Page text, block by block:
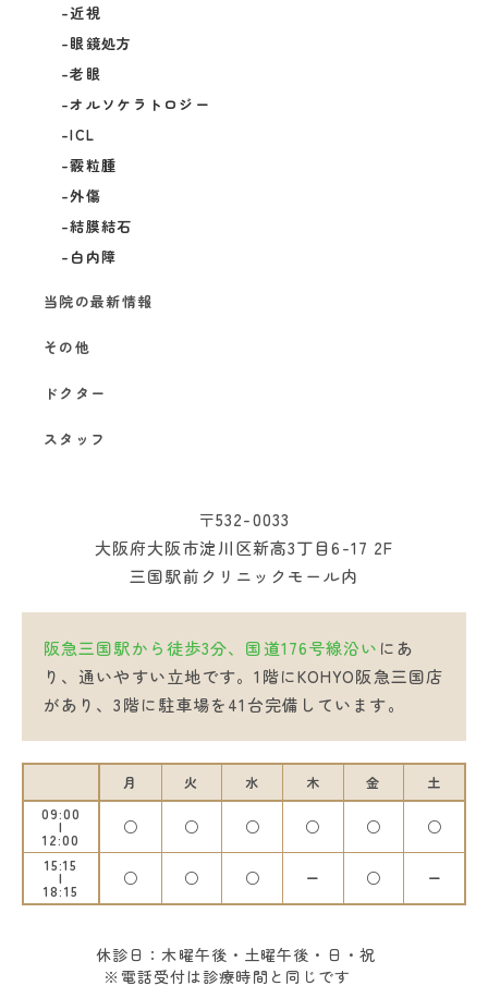
近視
眼鏡処方
老眼
オルソケラトロジー
ICL
霰粒腫
外傷
結膜結石
白内障
当院の最新情報
その他
ドクター
スタッフ
〒532-0033
大阪府大阪市淀川区新高3丁目6-17 2F
三国駅前クリニックモール内
阪急三国駅から徒歩3分、国道176号線沿い にあ
り、通いやすい立地です。1階にKOHYO阪急三国店
があり、3階に駐車場を41台完備しています。
月 火 水 木 金
土
09:00
12:00
○ ○ ○ ○ ○ ○
15:15
18:15
○ ○ ○ ー ○ ー
休診日：木曜午後・土曜午後・日・祝
※電話受付は診療時間と同じです